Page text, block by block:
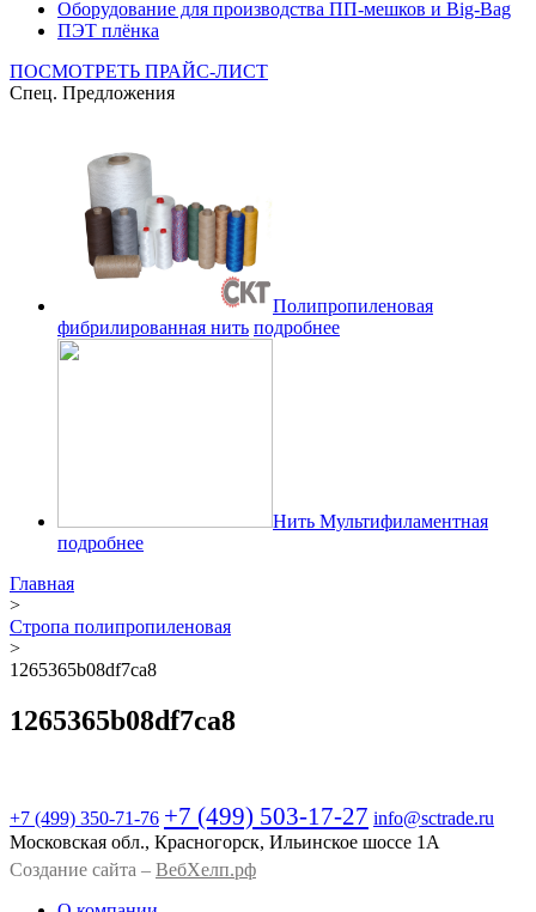
Оборудование для производства ПП-мешков и Big-Bag
ПЭТ плёнка
ПОСМОТРЕТЬ ПРАЙС-ЛИСТ
Спец. Предложения
Полипропиленовая
фибрилированная нить подробнее
Нить Мультифиламентная
подробнее
Главная
>
Стропа полипропиленовая
>
1265365b08df7ca8
1265365b08df7ca8
+7 (499) 350-71-76 +7 (499) 503-17-27 info@sctrade.ru
Московская обл., Красногорск, Ильинское шоссе 1А
Создание сайта – ВебХелп.рф